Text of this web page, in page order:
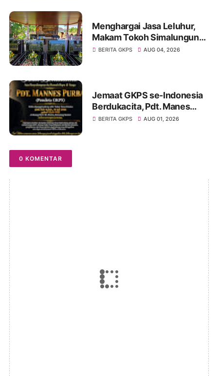
Menghargai Jasa Leluhur,
Makam Tokoh Simalungun
dr. Djasamen Saragih Resmi
BERITA GKPS AUG 04, 2026
Jemaat GKPS se-Indonesia
Berdukacita, Pdt. Manes
Purba Tutup Usia,
BERITA GKPS AUG 01, 2026
0 KOMENTAR